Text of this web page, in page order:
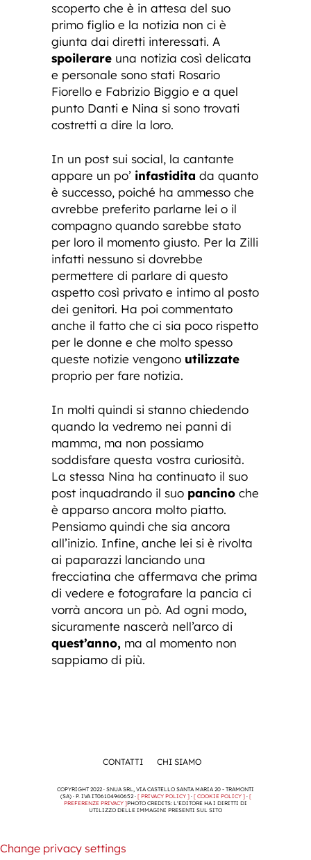
scoperto che è in attesa del suo
primo figlio e la notizia non ci è
giunta dai diretti interessati. A
spoilerare una notizia così delicata
e personale sono stati Rosario
Fiorello e Fabrizio Biggio e a quel
punto Danti e Nina si sono trovati
costretti a dire la loro.
In un post sui social, la cantante
appare un po’ infastidita da quanto
è successo, poiché ha ammesso che
avrebbe preferito parlarne lei o il
compagno quando sarebbe stato
per loro il momento giusto. Per la Zilli
infatti nessuno si dovrebbe
permettere di parlare di questo
aspetto così privato e intimo al posto
dei genitori. Ha poi commentato
anche il fatto che ci sia poco rispetto
per le donne e che molto spesso
queste notizie vengono utilizzate
proprio per fare notizia.
In molti quindi si stanno chiedendo
quando la vedremo nei panni di
mamma, ma non possiamo
soddisfare questa vostra curiosità.
La stessa Nina ha continuato il suo
post inquadrando il suo pancino che
è apparso ancora molto piatto.
Pensiamo quindi che sia ancora
all’inizio. Infine, anche lei si è rivolta
ai paparazzi lanciando una
frecciatina che affermava che prima
di vedere e fotografare la pancia ci
vorrà ancora un pò. Ad ogni modo,
sicuramente nascerà nell’arco di
quest’anno, ma al momento non
sappiamo di più.
CONTATTI CHI SIAMO
COPYRIGHT 2022 · SNUA SRL, VIA CASTELLO SANTA MARIA 20 - TRAMONTI
(SA) · P. IVA IT06104940652 · [ PRIVACY POLICY ]· [ COOKIE POLICY ]· [
PREFERENZE PRIVACY ]PHOTO CREDITS: L'EDITORE HA I DIRITTI DI
UTILIZZO DELLE IMMAGINI PRESENTI SUL SITO
Change privacy settings